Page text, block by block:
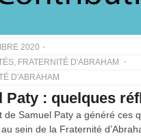
2020
, FRATERNITÉ D'ABRAHAM
D'ABRAHAM
Paty : quelques
de Samuel Paty a généré ces
sein de la Fraternité